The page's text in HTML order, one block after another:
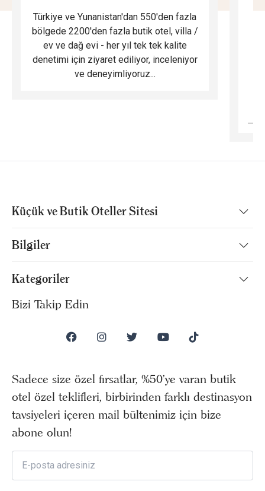
Türkiye ve Yunanistan'dan 550'den fazla
bölgede 2200'den fazla butik otel, villa /
ev ve dağ evi - her yıl tek tek kalite
denetimi için ziyaret ediliyor, inceleniyor
ve deneyimliyoruz...
Küçük ve Butik Oteller Sitesi
Bilgiler
Kategoriler
Bizi Takip Edin
Sadece size özel fırsatlar, %50’ye varan butik
otel özel teklifleri, birbirinden farklı destinasyon
tavsiyeleri içeren mail bültenimiz için bize
abone olun!